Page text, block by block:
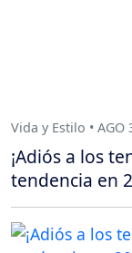
Vida y Estilo • AGO
¡Adiós a los
tendencia en